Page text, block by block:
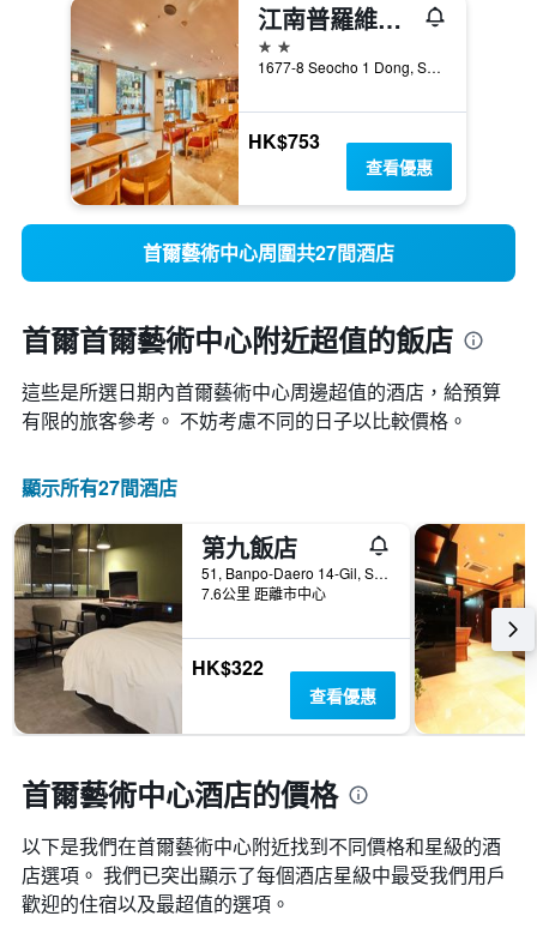
江南普羅維斯塔酒店
2星級
1677-8 Seocho 1 Dong, Seocho-g, 首爾, 韓國
HK$753
查看優惠
首爾藝術中心周圍共27間酒店
首爾首爾藝術中心附近超值的飯店
這些是所選日期內首爾藝術中心​周邊超值的​酒店，給預算
有限的旅客參考。 不妨考慮不同的日子以比較價格。
顯示所有27間酒店
第九飯店
51, Banpo-Daero 14-Gil, Seocho-gu, 首爾, 韓國
7.6公里 距離市中心
HK$322
查看優惠
首爾藝術中心酒店的價格
以下是我們在首爾藝術中心​附近找到不同價格和星級的酒
店選項。 我們已突出顯示了每個酒店星級中最受我們用戶
歡迎的住宿以及最超值的選項。